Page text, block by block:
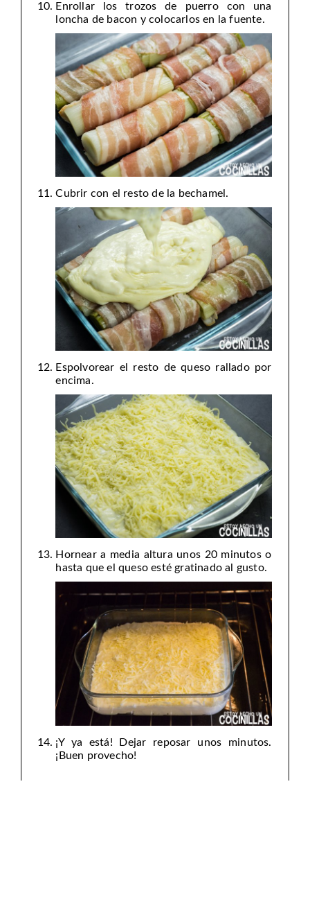
Enrollar los trozos de puerro con una
loncha de bacon y colocarlos en la fuente.
Cubrir con el resto de la bechamel.
Espolvorear el resto de queso rallado por
encima.
Hornear a media altura unos 20 minutos o
hasta que el queso esté gratinado al gusto.
¡Y ya está! Dejar reposar unos minutos.
¡Buen provecho!